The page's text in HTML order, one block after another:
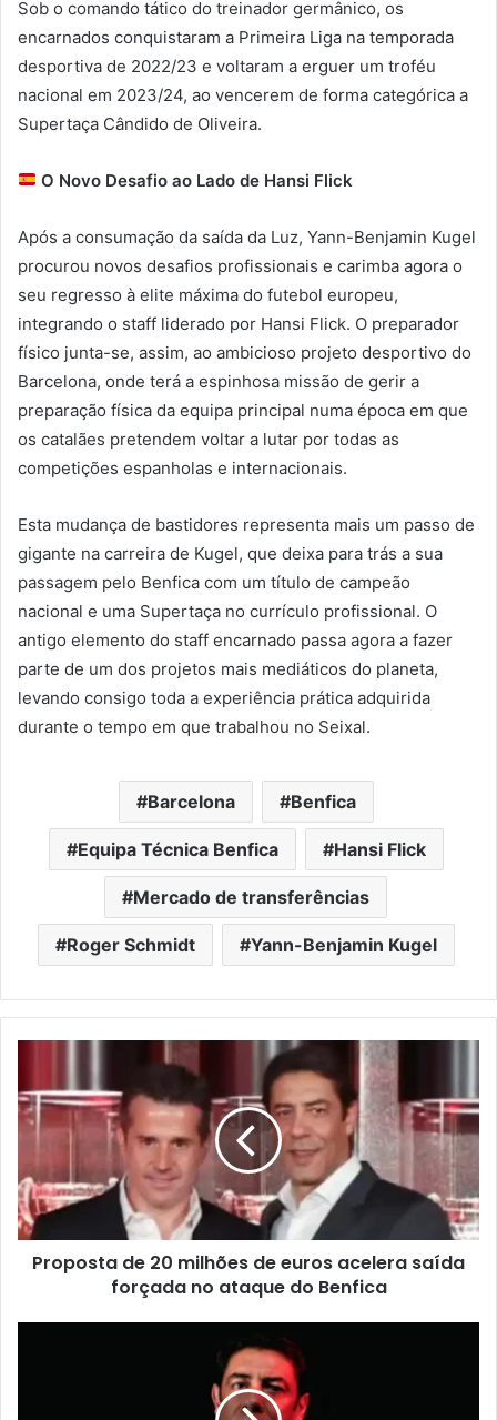
Sob o comando tático do treinador germânico, os
encarnados conquistaram a Primeira Liga na temporada
desportiva de 2022/23 e voltaram a erguer um troféu
nacional em 2023/24, ao vencerem de forma categórica a
Supertaça Cândido de Oliveira.
O Novo Desafio ao Lado de Hansi Flick
Após a consumação da saída da Luz, Yann-Benjamin Kugel
procurou novos desafios profissionais e carimba agora o
seu regresso à elite máxima do futebol europeu,
integrando o staff liderado por Hansi Flick. O preparador
físico junta-se, assim, ao ambicioso projeto desportivo do
Barcelona, onde terá a espinhosa missão de gerir a
preparação física da equipa principal numa época em que
os catalães pretendem voltar a lutar por todas as
competições espanholas e internacionais.
Esta mudança de bastidores representa mais um passo de
gigante na carreira de Kugel, que deixa para trás a sua
passagem pelo Benfica com um título de campeão
nacional e uma Supertaça no currículo profissional. O
antigo elemento do staff encarnado passa agora a fazer
parte de um dos projetos mais mediáticos do planeta,
levando consigo toda a experiência prática adquirida
durante o tempo em que trabalhou no Seixal.
Barcelona Benfica
Equipa Técnica Benfica Hansi Flick
Mercado de transferências
Roger Schmidt Yann-Benjamin Kugel
Proposta de 20 milhões de euros acelera saída
forçada no ataque do Benfica